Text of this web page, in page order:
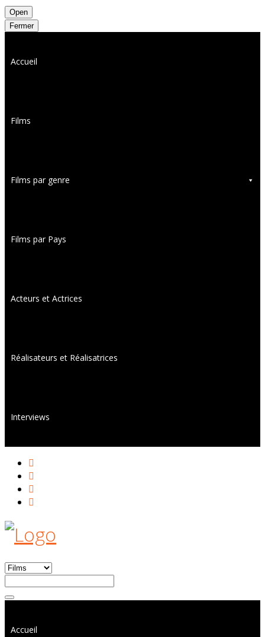
Open
Fermer
Accueil
Films
Films par genre
Films par Pays
Acteurs et Actrices
Réalisateurs et Réalisatrices
Interviews
Accueil